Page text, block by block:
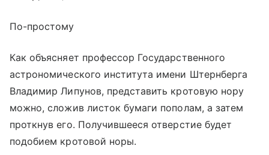
По-простому
Как объясняет профессор Государственного
астрономического института имени Штернберга
Владимир Липунов, представить кротовую нору
можно, сложив листок бумаги пополам, а затем
проткнув его. Получившееся отверстие будет
подобием кротовой норы.